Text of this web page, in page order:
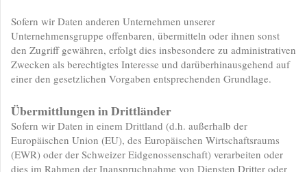
Sofern wir Daten anderen Unternehmen unserer
Unternehmensgruppe offenbaren, übermitteln oder ihnen sonst
den Zugriff gewähren, erfolgt dies insbesondere zu administrativen
Zwecken als berechtigtes Interesse und darüberhinausgehend auf
einer den gesetzlichen Vorgaben entsprechenden Grundlage.
Übermittlungen in Drittländer
Sofern wir Daten in einem Drittland (d.h. außerhalb der
Europäischen Union (EU), des Europäischen Wirtschaftsraums
(EWR) oder der Schweizer Eidgenossenschaft) verarbeiten oder
dies im Rahmen der Inanspruchnahme von Diensten Dritter oder